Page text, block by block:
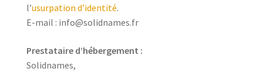
l’usurpation d’identité.
E-mail : info@solidnames.fr
Prestataire d’hébergement :
Solidnames,